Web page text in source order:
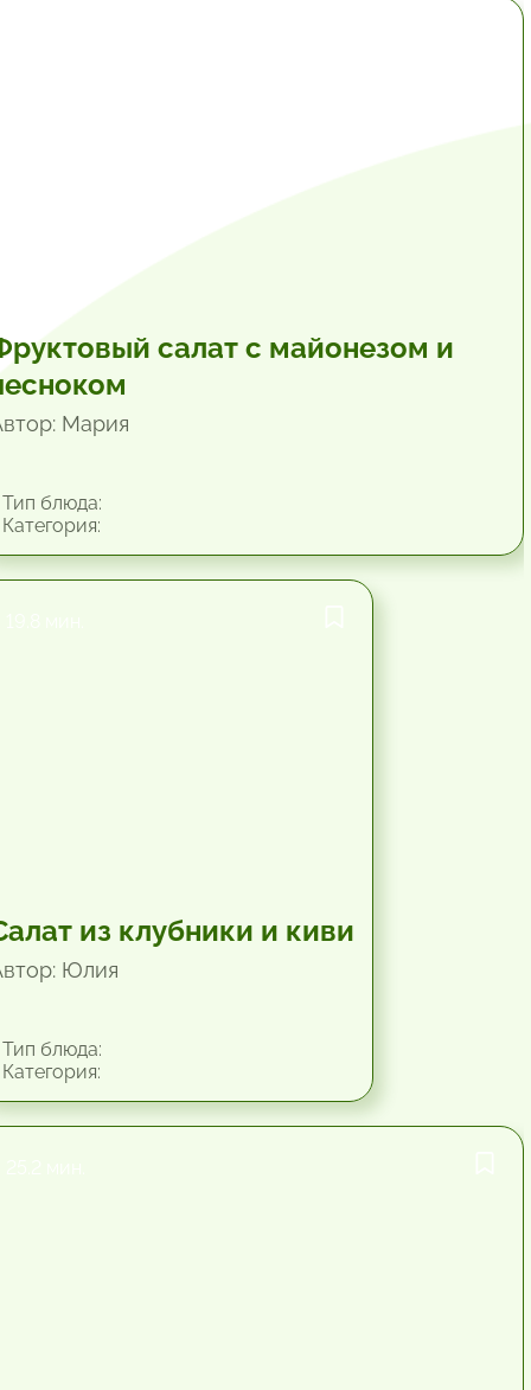
салат с майонезом и
Мария
блюда:
из клубники и киви
Юлия
блюда: